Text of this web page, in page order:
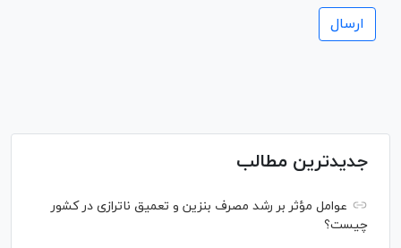
جدیدترین مطالب
عوامل مؤثر بر رشد مصرف بنزین و تعمیق ناترازی در کشور
چیست؟